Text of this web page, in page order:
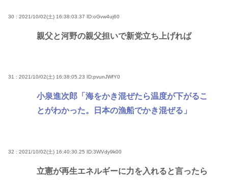
30 : 2021/10/02(土) 16:38:03.37 ID:oGvw4uj60
親父と河野の親父担いで新党立ち上げれば
31 : 2021/10/02(土) 16:38:05.23 ID:pvunJWfY0
小泉進次郎「海をかき混ぜたら温度が下がるこ
とがわかった。日本の漁船でかき混ぜる」
32 : 2021/10/02(土) 16:40:30.25 ID:3WVdy9k00
立憲が再生エネルギーに力を入れると言ったら